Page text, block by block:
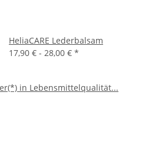
HeliaCARE Lederbalsam
17,90 € - 28,00 € *